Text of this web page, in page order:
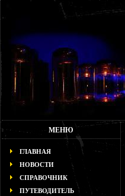
МЕНЮ
ГЛАВНАЯ
НОВОСТИ
СПРАВОЧНИК
ПУТЕВОДИТЕЛЬ